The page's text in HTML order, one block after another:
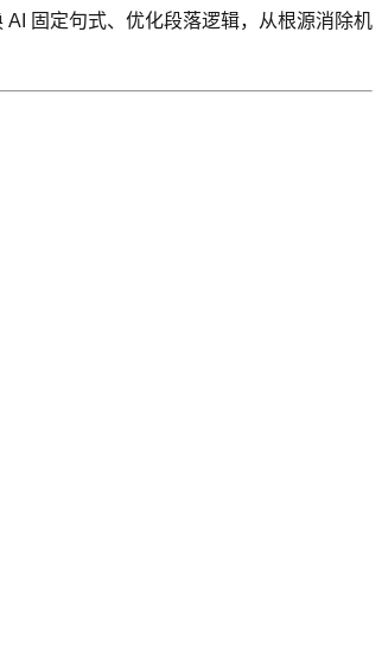
固定句式、优化段落逻辑，从根源消除机